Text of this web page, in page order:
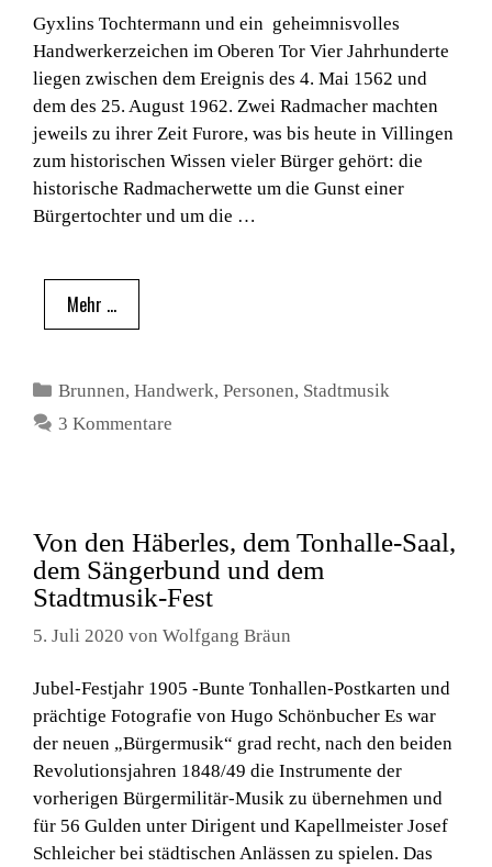
Gyxlins Tochtermann und ein geheimnisvolles
Handwerkerzeichen im Oberen Tor Vier Jahrhunderte
liegen zwischen dem Ereignis des 4. Mai 1562 und
dem des 25. August 1962. Zwei Radmacher machten
jeweils zu ihrer Zeit Furore, was bis heute in Villingen
zum historischen Wissen vieler Bürger gehört: die
historische Radmacherwette um die Gunst einer
Bürgertochter und um die …
Mehr …
Kategorien
Brunnen,Handwerk,Personen, Stadtmusik
3 Kommentare
Von den Häberles, dem Tonhalle-Saal,
dem Sängerbund und dem
Stadtmusik-Fest
5. Juli 2020 von Wolfgang Bräun
Jubel-Festjahr 1905 -Bunte Tonhallen-Postkarten und
prächtige Fotografie von Hugo Schönbucher Es war
der neuen „Bürgermusik“ grad recht, nach den beiden
Revolutionsjahren 1848/49 die Instrumente der
vorherigen Bürgermilitär-Musik zu übernehmen und
für 56 Gulden unter Dirigent und Kapellmeister Josef
Schleicher bei städtischen Anlässen zu spielen. Das